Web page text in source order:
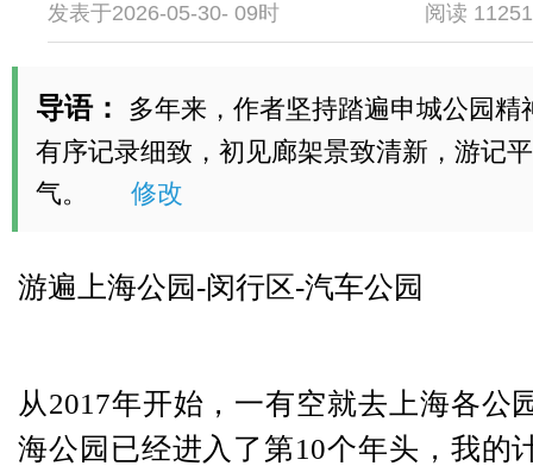
发表于2026-05-30- 09时 阅读
导语：
多年来，作者坚持踏遍申城公园精
有序记录细致，初见廊架景致清新，游记
气。
修改
游遍上海公园-闵行区-汽车公园
从2017年开始，一有空就去上海各公
海公园已经进入了第10个年头，我的